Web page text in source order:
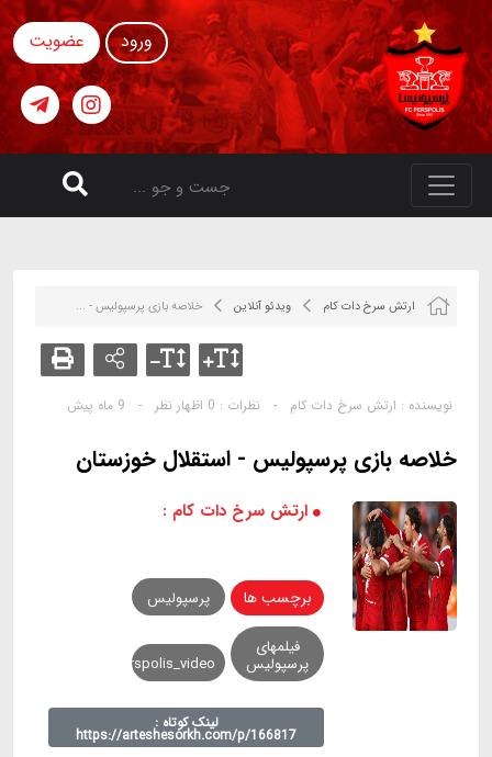
ورود عضویت
ارتش سرخ دات کام ویدئو آنلاین خلاصه بازی پرسپولیس - ...
نویسنده : ارتش سرخ دات کام - نظرات : 0 اظهار نظر - 9 ماه پیش
خلاصه بازی پرسپولیس - استقلال خوزستان
ارتش سرخ دات کام :
برچسب ها پرسپولیس
فیلمهای
پرسپولیس perspolis_video
لینک کوتاه :
https://arteshesorkh.com/p/166817